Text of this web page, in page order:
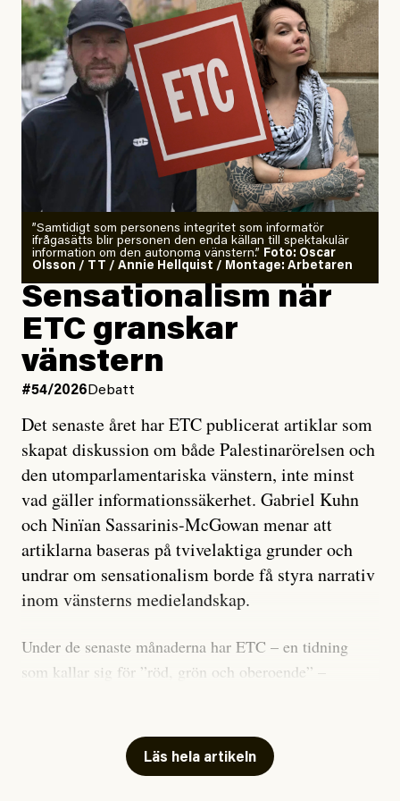
”Samtidigt som personens integritet som informatör
ifrågasätts blir personen den enda källan till spektakulär
information om den autonoma vänstern.” Foto: Oscar
Olsson / TT / Annie Hellquist / Montage: Arbetaren
Sensationalism när
ETC granskar
vänstern
#54/2026 Debatt
Det senaste året har ETC publicerat artiklar som
skapat diskussion om både Palestinarörelsen och
den utomparlamentariska vänstern, inte minst
vad gäller informationssäkerhet. Gabriel Kuhn
och Ninïan Sassarinis-McGowan menar att
artiklarna baseras på tvivelaktiga grunder och
undrar om sensationalism borde få styra narrativ
inom vänsterns medielandskap.
Under de senaste månaderna har ETC – en tidning
som kallar sig för ”röd, grön och oberoende” –
skriver för? Vad betyder det att vara en ”röd, grön och
oberoende” tidning? Och vad är egentligen bra
Läs hela artikeln